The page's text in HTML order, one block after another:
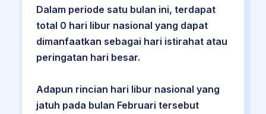
Dalam periode satu bulan ini, terdapat
total 0 hari libur nasional yang dapat
dimanfaatkan sebagai hari istirahat atau
peringatan hari besar.
Adapun rincian hari libur nasional yang
jatuh pada bulan Februari tersebut